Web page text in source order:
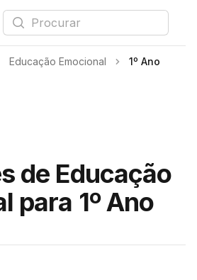
Procurar
Educação Emocional 1º Ano
de Educação
para 1º Ano